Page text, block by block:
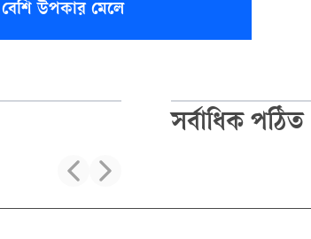
বেশি উপকার মেলে
সর্বাধিক পঠিত